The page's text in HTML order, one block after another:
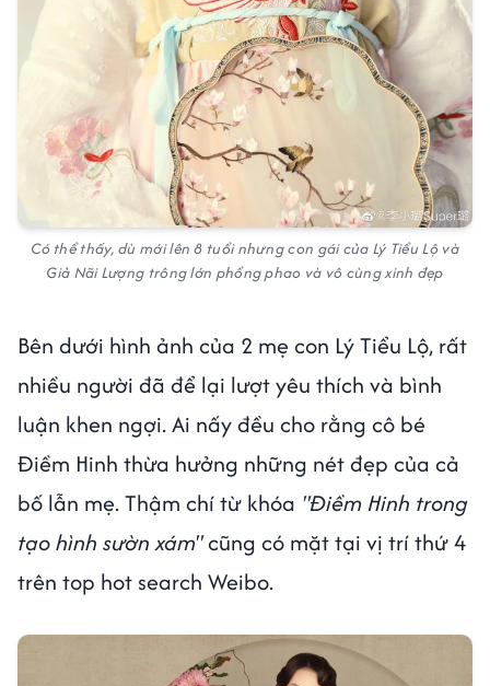
Có thể thấy, dù mới lên 8 tuổi nhưng con gái của Lý Tiểu Lộ và
Giả Nãi Lượng trông lớn phổng phao và vô cùng xinh đẹp
Bên dưới hình ảnh của 2 mẹ con Lý Tiểu Lộ, rất
nhiều người đã để lại lượt yêu thích và bình
luận khen ngợi. Ai nấy đều cho rằng cô bé
Điềm Hinh thừa hưởng những nét đẹp của cả
bố lẫn mẹ. Thậm chí từ khóa "Điềm Hinh trong
tạo hình sườn xám"cũng có mặt tại vị trí thứ 4
trên top hot search Weibo.